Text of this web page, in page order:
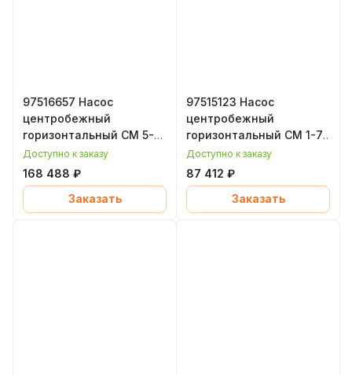
97516657 Насос
центробежный
горизонтальный CM 5-7,
1,3 кВт, уплотнение
EPDM, Grundfos
(Грундфос)
Доступно к заказу
168 488 ₽
Заказать
97515123 Насос
центробежный
горизонтальный CM 1-7,
0,65 кВт, уплотнение
EPDM, Grundfos
(Грундфос)
Доступно к заказу
87 412 ₽
Заказать